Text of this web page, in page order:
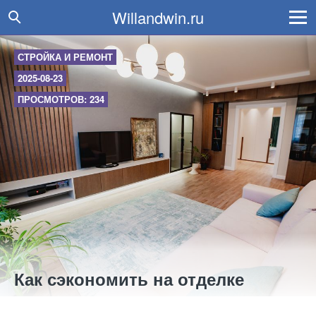
Willandwin.ru
СТРОЙКА И РЕМОНТ
2025-08-23
ПРОСМОТРОВ: 234
Как сэкономить на отделке